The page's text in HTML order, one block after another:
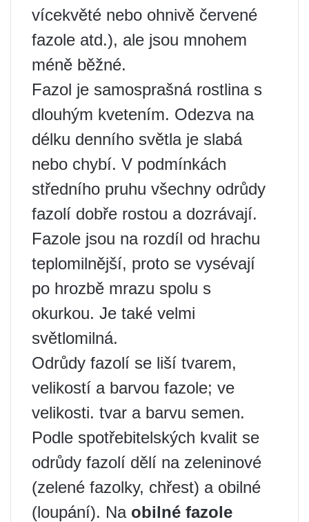
vícekvěté nebo ohnivě červené
fazole atd.), ale jsou mnohem
méně běžné.
Fazol je samosprašná rostlina s
dlouhým kvetením. Odezva na
délku denního světla je slabá
nebo chybí. V podmínkách
středního pruhu všechny odrůdy
fazolí dobře rostou a dozrávají.
Fazole jsou na rozdíl od hrachu
teplomilnější, proto se vysévají
po hrozbě mrazu spolu s
okurkou. Je také velmi
světlomilná.
Odrůdy fazolí se liší tvarem,
velikostí a barvou fazole; ve
velikosti. tvar a barvu semen.
Podle spotřebitelských kvalit se
odrůdy fazolí dělí na zeleninové
(zelené fazolky, chřest) a obilné
(loupání). Na obilné fazole